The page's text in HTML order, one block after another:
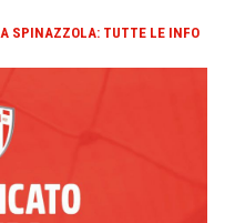
SPINAZZOLA: TUTTE LE INFO